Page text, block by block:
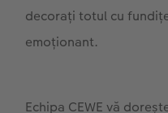
decorați totul cu
emoționant.
Echipa CEWE vă